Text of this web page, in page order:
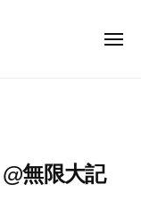
メ
無限大記